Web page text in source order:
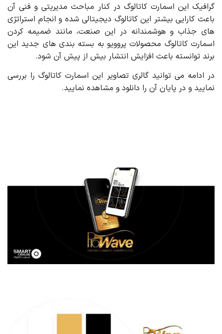
گرافیک این اسمارت کاتالوگ در کنار مباحث مدیریتی و فنی آن
باعث کارایی بیشتر این کاتالوگ دیجیتالی شده و انجام استراتژی‌
های جذاب و هوشمندانه در این صنعت، مانند ضمیمه کردن
اسمارت کاتالوگ محصولات پروویو به بسته بندی های جدید این
برند توانسته باعث افزایش انتشار بیش از پیش آن شود.
در ادامه می توانید گالری تصاویر این اسمارت کاتالوگ را بررسی
نمایید و در پایان آن را دانلود و مشاهده نمایید.